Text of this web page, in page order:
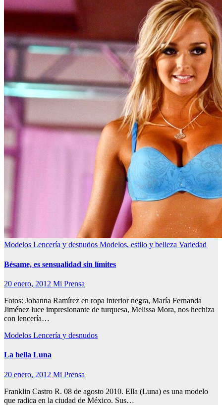
Modelos Lencería y desnudos Modelos, estilo y belleza Variedad
Bésame, es sensualidad sin límites
20 enero, 2012 Mi Prensa
Fotos: Johanna Ramírez en ropa interior negra, María Fernanda
Jiménez luce impresionante de turquesa, Melissa Mora, nos hechiza
con lencería…
Modelos Lencería y desnudos
La bella Luna
20 enero, 2012 Mi Prensa
Franklin Castro R. 08 de agosto 2010. Ella (Luna) es una modelo
que radica en la ciudad de México. Sus…